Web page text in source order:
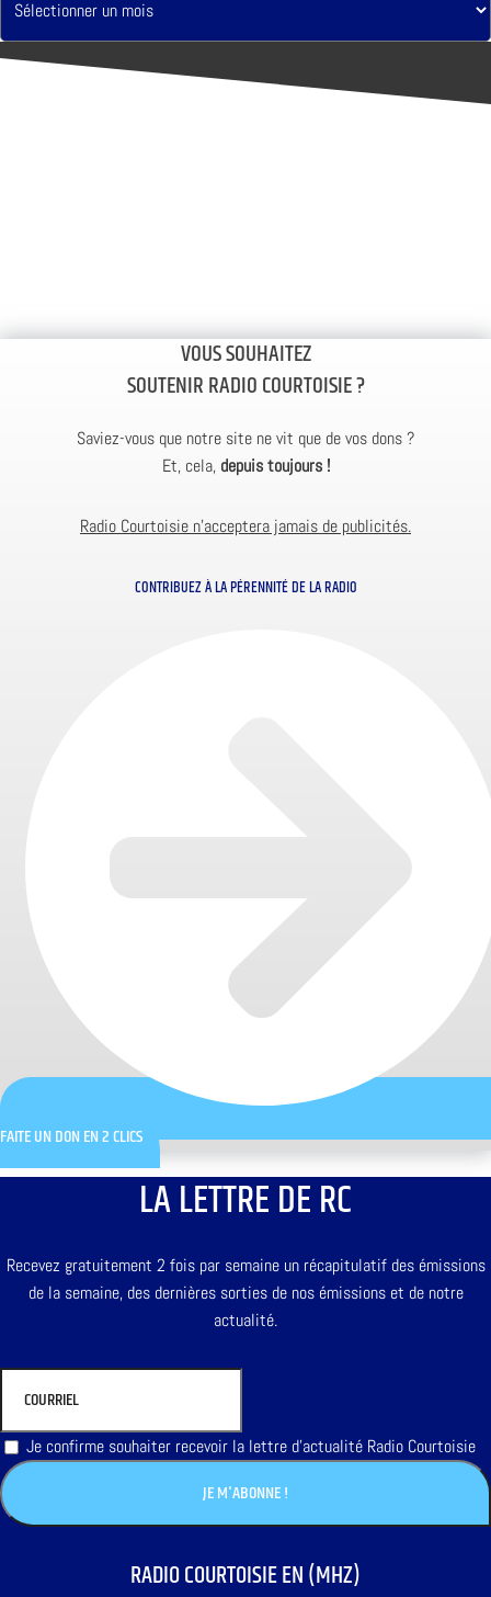
VOUS SOUHAITEZ
SOUTENIR RADIO COURTOISIE ?
Saviez-vous que notre site ne vit que de vos dons ?
Et, cela, depuis toujours !
Radio Courtoisie n’acceptera jamais de publicités.
CONTRIBUEZ À LA PÉRENNITÉ DE LA RADIO
FAITE UN DON EN 2 CLICS
LA LETTRE DE RC
Recevez gratuitement 2 fois par semaine un récapitulatif des émissions
de la semaine, des dernières sorties de nos émissions et de notre
actualité.
Je confirme souhaiter recevoir la lettre d'actualité Radio Courtoisie
RADIO COURTOISIE EN (MHZ)